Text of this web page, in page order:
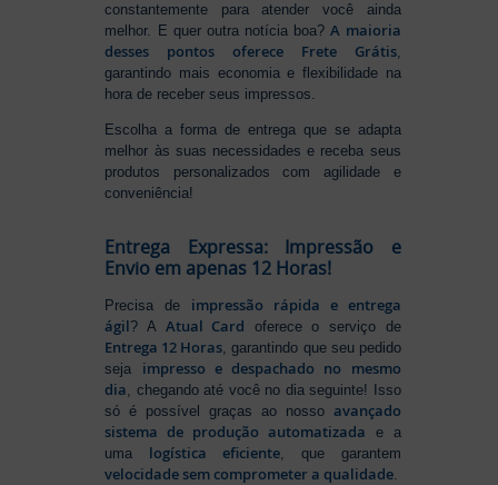
constantemente para atender você ainda
melhor. E quer outra notícia boa?A maioria
desses pontos oferece Frete Grátis,
garantindo mais economia e flexibilidade na
hora de receber seus impressos.
Escolha a forma de entrega que se adapta
melhor às suas necessidades e receba seus
produtos personalizados com agilidade e
conveniência!
Entrega Expressa: Impressão e
Envio em apenas 12 Horas!
Precisa de impressão rápida e entrega
ágil? A Atual Card oferece o serviço de
Entrega 12 Horas , garantindo que seu pedido
seja impresso e despachado no mesmo
dia , chegando até você no dia seguinte! Isso
só é possível graças ao nosso avançado
sistema de produção automatizada e a
uma logística eficiente , que garantem
velocidade sem comprometer a qualidade